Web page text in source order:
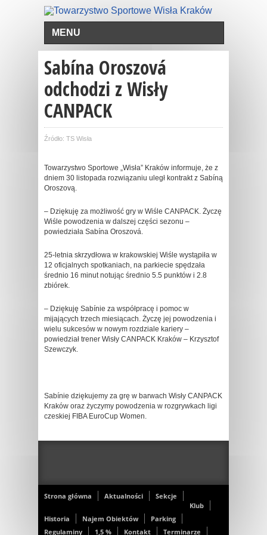
MENU
Sabína Oroszová
odchodzi z Wisły
CANPACK
Źródło: TS Wisła
Towarzystwo Sportowe „Wisła” Kraków informuje, że z
dniem 30 listopada rozwiązaniu uległ kontrakt z Sabíną
Oroszovą.
– Dziękuję za możliwość gry w Wiśle CANPACK. Życzę
Wiśle powodzenia w dalszej części sezonu –
powiedziała Sabína Oroszová.
25-letnia skrzydłowa w krakowskiej Wiśle wystąpiła w
12 oficjalnych spotkaniach, na parkiecie spędzała
średnio 16 minut notując średnio 5.5 punktów i 2.8
zbiórek.
– Dziękuję Sabínie za współpracę i pomoc w
mijających trzech miesiącach. Życzę jej powodzenia i
wielu sukcesów w nowym rozdziale kariery –
powiedział trener Wisły CANPACK Kraków – Krzysztof
Szewczyk.
Sabínie dziękujemy za grę w barwach Wisły CANPACK
Kraków oraz życzymy powodzenia w rozgrywkach ligi
czeskiej FIBA EuroCup Women.
Strona główna Aktualności
Sekcje
Klub
Historia
Najem Obiektów
Parking
Regulaminy
1,5 % Kontakt Terminarze